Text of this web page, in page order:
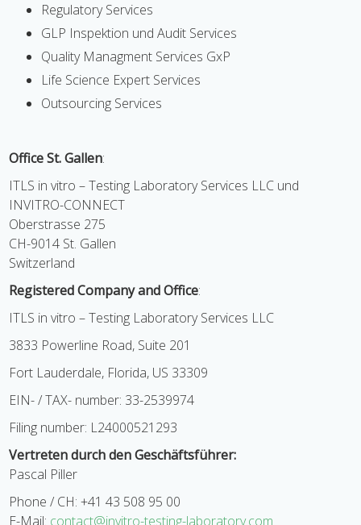
Regulatory Services
GLP Inspektion und Audit Services
Quality Managment Services GxP
Life Science Expert Services
Outsourcing Services
Office St. Gallen:
ITLS in vitro – Testing Laboratory Services LLC und
INVITRO-CONNECT
Oberstrasse 275
CH-9014 St. Gallen
Switzerland
Registered Company and Office:
ITLS in vitro – Testing Laboratory Services LLC
3833 Powerline Road, Suite 201
Fort Lauderdale, Florida, US 33309
EIN- / TAX- number: 33-2539974
Filing number: L24000521293
Vertreten durch den Geschäftsführer:
Pascal Piller
Phone / CH: +41 43 508 95 00
E-Mail: contact@invitro-testing-laboratory.com